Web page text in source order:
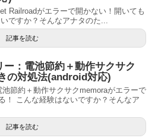
Railroadがエラーで開かない！開いても
ですか？そんなアナタのた...
記事を読む
：電池節約＋動作サクサク
の対処法(android対応)
節約＋動作サクサクmemoraがエラーで
！ こんな経験はないですか？そんなア
記事を読む